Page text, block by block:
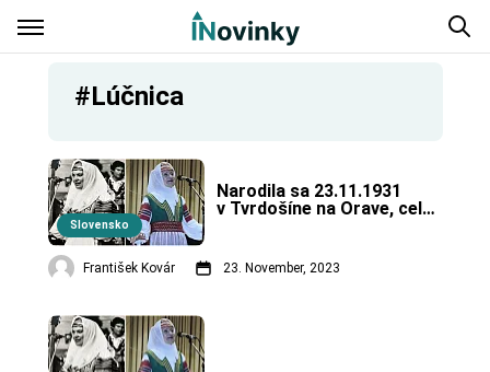
#Lúčnica
Slovensko
Narodila sa 23.11.1931
v Tvrdošíne na Orave, celý
František Kovár 23. November, 2023